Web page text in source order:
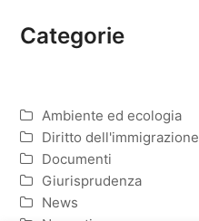
Categorie
Ambiente ed ecologia
Diritto dell'immigrazione
Documenti
Giurisprudenza
News